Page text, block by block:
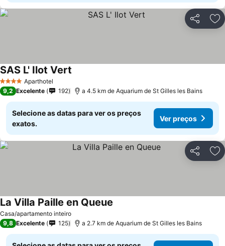
Partilhar
4 EstrelasAparthotel
SAS L' Ilot Vert
9,2 Excelente 192 a 4.5 km de Aquarium de St Gilles les Bains
Selecione as datas para ver os preços
exatos.
Ver preços
Partilhar
Casa/apartamento inteiro
La Villa Paille en Queue
9,8 Excelente 125 a 2.7 km de Aquarium de St Gilles les Bains